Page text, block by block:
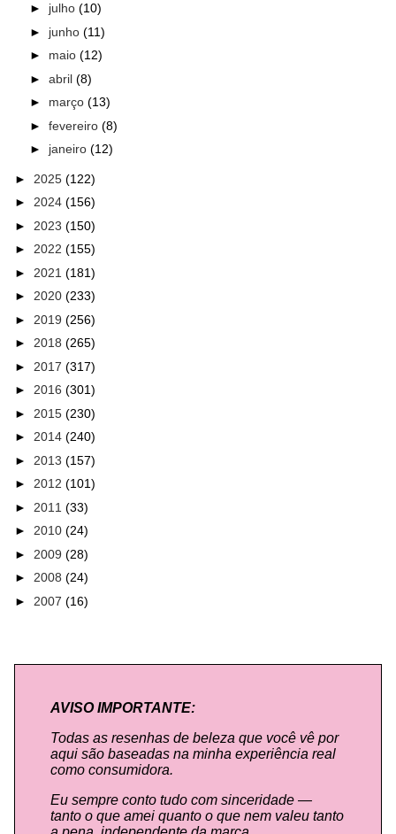
► julho (10)
► junho (11)
► maio (12)
► abril (8)
► março (13)
► fevereiro (8)
► janeiro (12)
► 2025 (122)
► 2024 (156)
► 2023 (150)
► 2022 (155)
► 2021 (181)
► 2020 (233)
► 2019 (256)
► 2018 (265)
► 2017 (317)
► 2016 (301)
► 2015 (230)
► 2014 (240)
► 2013 (157)
► 2012 (101)
► 2011 (33)
► 2010 (24)
► 2009 (28)
► 2008 (24)
► 2007 (16)
AVISO IMPORTANTE:
Todas as resenhas de beleza que você vê por
aqui são baseadas na minha experiência real
como consumidora.
Eu sempre conto tudo com sinceridade —
tanto o que amei quanto o que nem valeu tanto